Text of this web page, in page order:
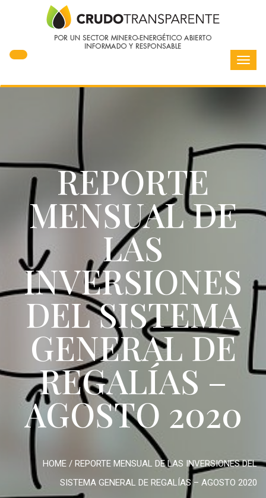
REPORTE
MENSUAL DE
LAS
INVERSIONES
DEL SISTEMA
GENERAL DE
REGALÍAS –
AGOSTO 2020
HOME / REPORTE MENSUAL DE LAS INVERSIONES DEL
SISTEMA GENERAL DE REGALÍAS – AGOSTO 2020